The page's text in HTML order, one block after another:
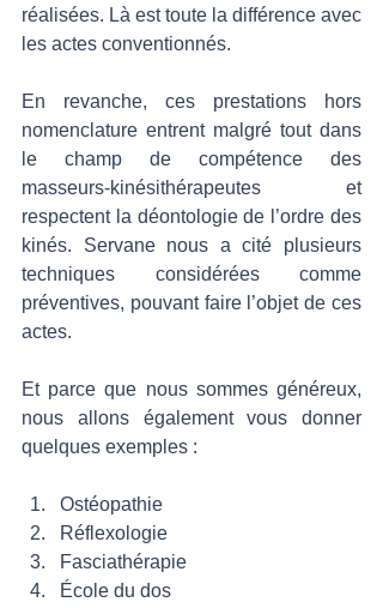
réalisées. Là est toute la différence avec
les actes conventionnés.
En revanche, ces prestations hors
nomenclature entrent malgré tout dans
le champ de compétence des
masseurs-kinésithérapeutes et
respectent la déontologie de l’ordre des
kinés. Servane nous a cité plusieurs
techniques considérées comme
préventives, pouvant faire l’objet de ces
actes.
Et parce que nous sommes généreux,
nous allons également vous donner
quelques exemples :
Ostéopathie
Réflexologie
Fasciathérapie
École du dos